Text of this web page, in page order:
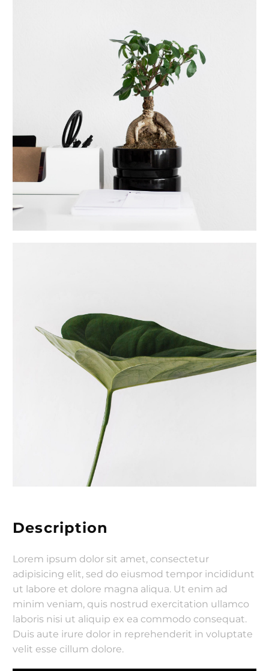
Description
Lorem ipsum dolor sit amet, consectetur
adipisicing elit, sed do eiusmod tempor incididunt
ut labore et dolore magna aliqua. Ut enim ad
minim veniam, quis nostrud exercitation ullamco
laboris nisi ut aliquip ex ea commodo consequat.
Duis aute irure dolor in reprehenderit in voluptate
velit esse cillum dolore.